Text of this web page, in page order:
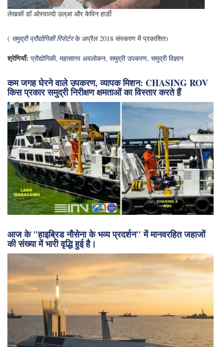
डॉ ओस्वाल्दो उलोआ, (बाएं) प्रोफेसर टिटुलर, डिपार्टमेंटो डी ओशनोग्राफिया,
यूनिवर्सिडाड डी कॉन्सेप्सीओन, इंस्टिट्यूटो मिलेनियो डी ओशनोग्राफिया (आईएमओ-
लेखकों डॉ ओस्वाल्दो उल्आ और केविन हार्डी
( समुद्री प्रौद्योगिकी रिपोर्टरके अप्रैल 2018 संस्करण में प्रकाशित)
श्रेणियाँ:प्रौद्योगिकी,महासागर अवलोकन,समुद्री उपकरण,समुद्री विज्ञान
कम जगह घेरने वाले उपकरण, व्यापक मिशन: CHASING ROV
किस प्रकार समुद्री निरीक्षण क्षमताओं का विस्तार करते हैं